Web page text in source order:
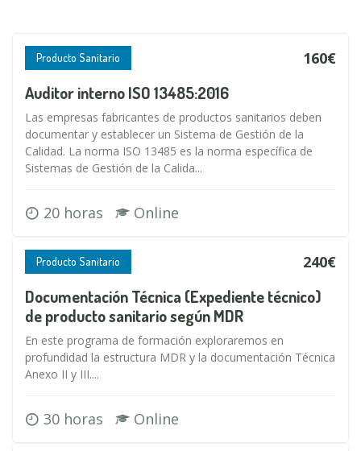
Producto Sanitario 160€
Auditor interno ISO 13485:2016
Las empresas fabricantes de productos sanitarios deben
documentar y establecer un Sistema de Gestión de la
Calidad. La norma ISO 13485 es la norma específica de
Sistemas de Gestión de la Calida...
20 horas Online
Producto Sanitario 240€
Documentación Técnica (Expediente técnico)
de producto sanitario según MDR
En este programa de formación exploraremos en
profundidad la estructura MDR y la documentación Técnica
Anexo II y III....
30 horas Online